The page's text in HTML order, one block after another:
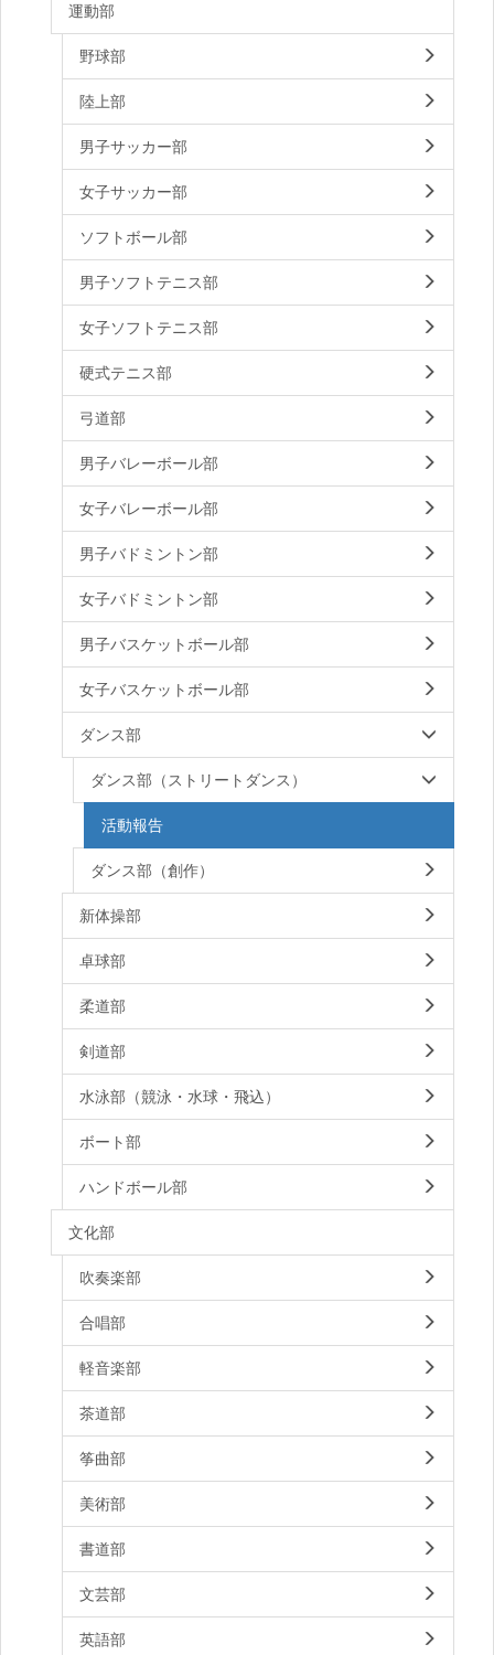
運動部
野球部
陸上部
男子サッカー部
女子サッカー部
ソフトボール部
男子ソフトテニス部
女子ソフトテニス部
硬式テニス部
弓道部
男子バレーボール部
女子バレーボール部
男子バドミントン部
女子バドミントン部
男子バスケットボール部
女子バスケットボール部
ダンス部
ダンス部（ストリートダンス）
活動報告
ダンス部（創作）
新体操部
卓球部
柔道部
剣道部
水泳部（競泳・水球・飛込）
ボート部
ハンドボール部
文化部
吹奏楽部
合唱部
軽音楽部
茶道部
筝曲部
美術部
書道部
文芸部
英語部